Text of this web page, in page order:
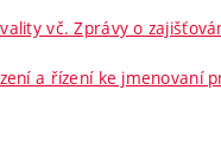
vč. Zprávy o
a řízení ke jmenovaní